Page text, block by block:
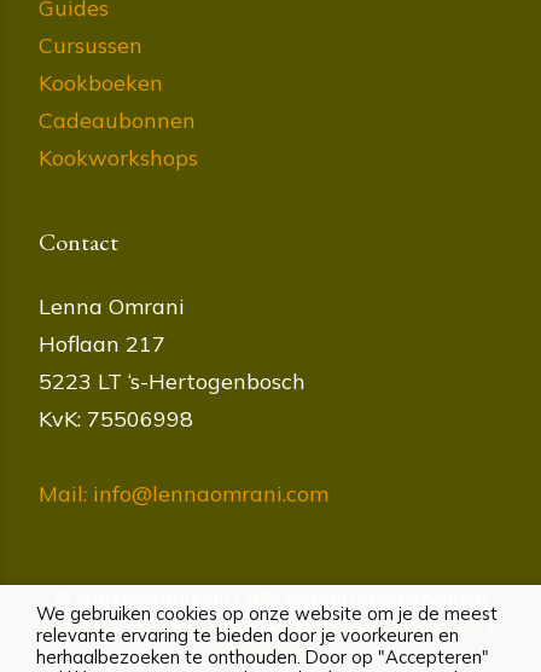
Guides
Cursussen
Kookboeken
Cadeaubonnen
Kookworkshops
Contact
Lenna Omrani
Hoflaan 217
5223 LT ‘s-Hertogenbosch
KvK: 75506998
Mail: info@lennaomrani.com
Cookies|Privacybeleid|Algemene voorwaarden|
Disclaimer
We gebruiken cookies op onze website om je de meest
relevante ervaring te bieden door je voorkeuren en
herhaalbezoeken te onthouden. Door op "Accepteren"